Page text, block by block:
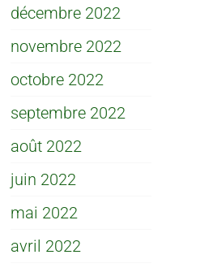
décembre 2022
novembre 2022
octobre 2022
septembre 2022
août 2022
juin 2022
mai 2022
avril 2022